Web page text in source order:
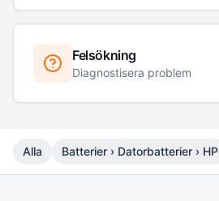
Felsökning
Diagnostisera problem
Alla Batterier › Datorbatterier › HP